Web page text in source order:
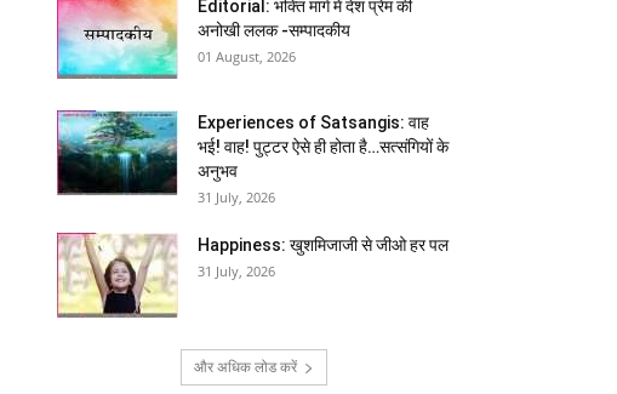
Editorial: भक्ति मार्ग में देश प्रेम की
अनोखी ललक -सम्पादकीय
01 August, 2026
Experiences of Satsangis: वाह
भई! वाह! पुट्टर ऐसे ही होता है…सत्संगियों के
अनुभव
31 July, 2026
Happiness: खुशमिजाजी से जीओ हर पल
31 July, 2026
और अधिक लोड करें